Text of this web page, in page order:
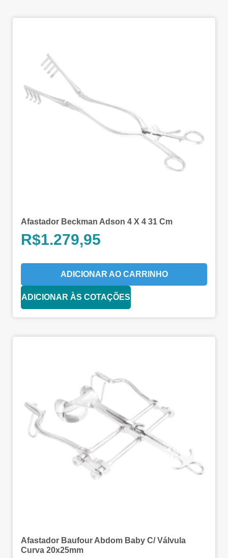
Afastador Beckman Adson 4 X 4 31 Cm
R$1.279,95
ADICIONAR AO CARRINHO
ADICIONAR ÀS COTAÇÕES
Afastador Baufour Abdom Baby C/ Válvula
Curva 20x25mm